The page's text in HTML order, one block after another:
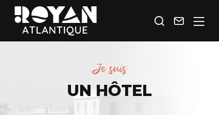
Royan
Atlantique
Contact
Je suis
UN HÔTEL